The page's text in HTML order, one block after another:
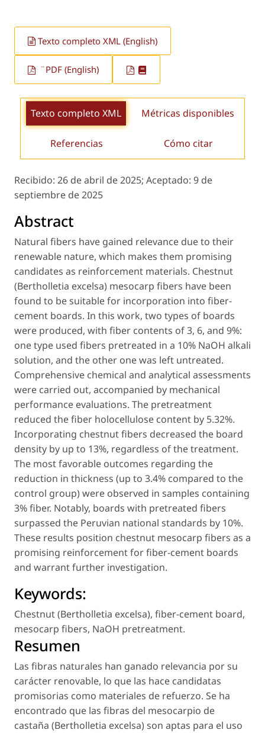
Texto completo XML (English)
¨PDF (English)
Texto completo XML Métricas disponibles
Referencias Cómo citar
Recibido: 26 de abril de 2025; Aceptado: 9 de
septiembre de 2025
Abstract
Natural fibers have gained relevance due to their
renewable nature, which makes them promising
candidates as reinforcement materials. Chestnut
(Bertholletia excelsa) mesocarp fibers have been
found to be suitable for incorporation into fiber-
cement boards. In this work, two types of boards
were produced, with fiber contents of 3, 6, and 9%:
one type used fibers pretreated in a 10% NaOH alkali
solution, and the other one was left untreated.
Comprehensive chemical and analytical assessments
were carried out, accompanied by mechanical
performance evaluations. The pretreatment
reduced the fiber holocellulose content by 5.32%.
Incorporating chestnut fibers decreased the board
density by up to 13%, regardless of the treatment.
The most favorable outcomes regarding the
reduction in thickness (up to 3.4% compared to the
control group) were observed in samples containing
3% fiber. Notably, boards with pretreated fibers
surpassed the Peruvian national standards by 10%.
These results position chestnut mesocarp fibers as a
promising reinforcement for fiber-cement boards
and warrant further investigation.
Keywords:
Chestnut (Bertholletia excelsa), fiber-cement board,
mesocarp fibers, NaOH pretreatment.
Resumen
Las fibras naturales han ganado relevancia por su
carácter renovable, lo que las hace candidatas
promisorias como materiales de refuerzo. Se ha
encontrado que las fibras del mesocarpio de
castaña (Bertholletia excelsa) son aptas para el uso